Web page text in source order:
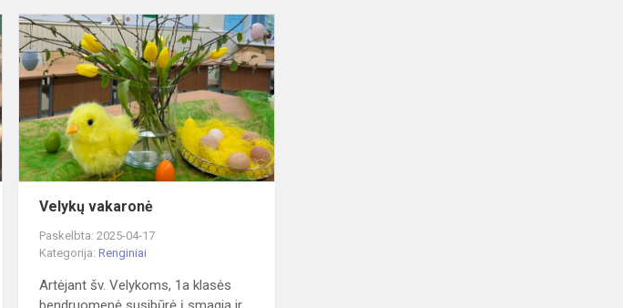
Kelionė
į
Pasakų
šalį
2025
Velykų
vakaronė
Velykų vakaronė
Paskelbta: 2025-04-17
Kategorija:Renginiai
Artėjant šv. Velykoms, 1a klasės